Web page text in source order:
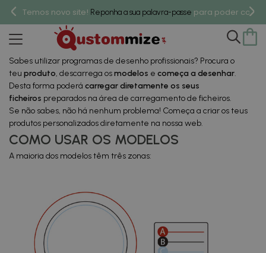
Temos novo site! Reponha a sua palavra-passe para poder
Modelos
Sabes utilizar programas de desenho profissionais? Procura o
teu produto, descarrega osmodelos e começa a desenhar.
Desta forma poderá carregar diretamente os seus
ficheiros preparados na área de carregamento de ficheiros.
Se não sabes, não há nenhum problema! Começa a criar os teus
produtos personalizados diretamente na nossa web.
COMO USAR OS MODELOS
A maioria dos modelos têm três zonas: